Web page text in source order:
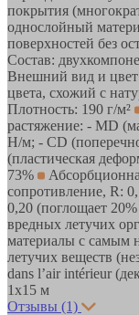
покрытия
однослойный
поверхностей без
Состав:
Внешний вид и
цвета, схожий с
Плотность: 190 г/м²
растяжение: - MD
Н/м; - CD
(пластическая
73%
сопротивление, R:
0,20 (поглощает
вредных летучих
материалы с самым
летучих веществ
dans l’air intérieur
1х15 м
Отзывы (1)